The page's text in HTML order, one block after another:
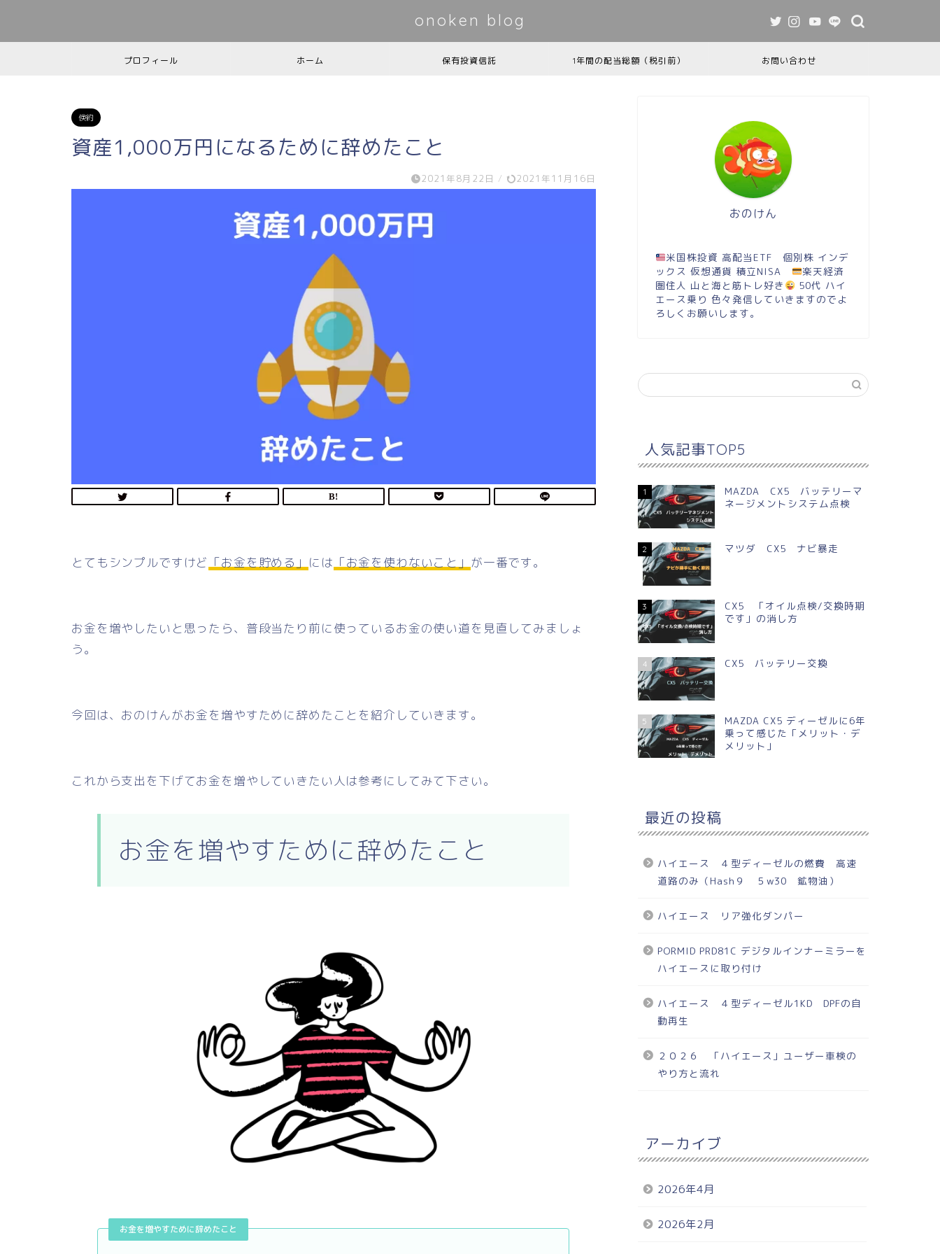
onoken blog
プロフィール ホーム 保有投資信託 1年間の配当総額（税引前） お問い合わせ
倹約
資産1,000万円になるために辞めたこと
2021年8月22日 / 2021年11月16日
とてもシンプルですけど 「お金を貯める」 には 「お金を使わないこと」 が一番です。
お金を増やしたいと思ったら、普段当たり前に使っているお金の使い道を見直してみましょ
う。
今回は、おのけんがお金を増やすために辞めたことを紹介していきます。
これから支出を下げてお金を増やしていきたい人は参考にしてみて下さい。
お金を増やすために辞めたこと
お金を増やすために辞めたこと
おのけん
米国株投資 高配当ETF 個別株 インデ
ックス 仮想通貨 積立NISA
楽天経済
圏住人 山と海と筋トレ好き
50代 ハイ
エース乗り 色々発信していきますのでよ
ろしくお願いします。
人気記事TOP5
1
MAZDA CX5 バッテリーマ
ネージメントシステム点検
2 マツダ CX5 ナビ暴走
3
CX5 「オイル点検/交換時期
です」の消し方
4 CX5 バッテリー交換
5
MAZDA CX5 ディーゼルに6年
乗って感じた「メリット・デ
メリット」
最近の投稿
ハイエース ４型ディーゼルの燃費 高速
道路のみ（Hash９ ５w30 鉱物油）
ハイエース リア強化ダンパー
PORMID PRD81C デジタルインナーミラーを
ハイエースに取り付け
ハイエース ４型ディーゼル1KD DPFの自
動再生
２０２６ 「ハイエース」ユーザー車検の
やり方と流れ
アーカイブ
2026年4月
2026年2月